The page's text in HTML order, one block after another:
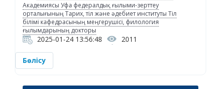
Академиясы Уфа федералдық ғылыми-зерттеу
орталығының Тарих, тіл және әдебиет институты Тіл
білімі кафедрасының меңгерушісі, филология
ғылымдарының докторы
2025-01-24 13:56:48 2011
Бөлісу